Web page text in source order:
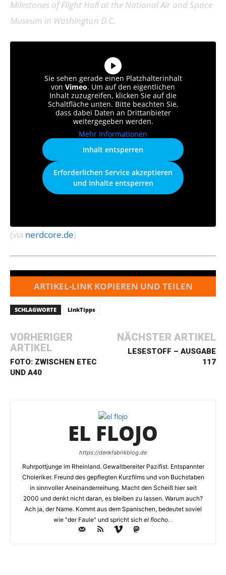
Milestones of Flight Hall at the National Air and Space
Museum in Washington D.C.
Sie sehen gerade einen Platzhalterinhalt
von Vimeo. Um auf den eigentlichen
Inhalt zuzugreifen, klicken Sie auf die
Schaltfläche unten. Bitte beachten Sie,
dass dabei Daten an Drittanbieter
weitergegeben werden.
Mehr Informationen
Inhalt entsperren
Erforderlichen Service akzeptieren
und Inhalte entsperren
(via nerdcore.de)
ARTIKEL-LINK KOPIEREN UND TEILEN
SCHLAGWORTE LinkTipps
VORHERIGER
ARTIKEL
FOTO: ZWISCHEN ETEC
UND A40
NÄCHSTER ARTIKEL
LESESTOFF – AUSGABE
117
EL FLOJO
https://denkfabrikblog.de
Ruhrpottjunge im Rheinland. Gewaltbereiter Pazifist. Entspannter
Choleriker. Freund des gepflegten Kurzfilms und von Buchstaben
in sinnvoller Aneinanderreihung. Macht den Scheiß hier seit
2000 und denkt nicht daran, es bleiben zu lassen. Warum auch?
Ach ja, der Name. Kommt aus dem Spanischen, bedeutet soviel
wie "der Faule" und spricht sich el flocho. .